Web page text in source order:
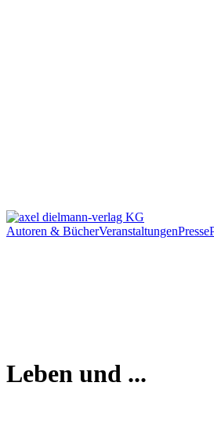
Autoren & BücherVeranstaltungenPresse
Leben und ...